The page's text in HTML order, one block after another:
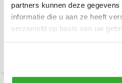
partners kunnen deze
informatie die u aan ze heeft
verzameld op basis van uw
Goldwell System Cream
Developer 6% 1000ml